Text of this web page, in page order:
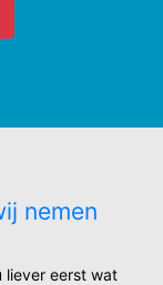
nemen
liever eerst wat